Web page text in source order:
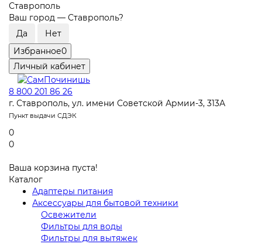
Ставрополь
Ваш город — Ставрополь?
Избранное0
Личный кабинет
8 800 201 86 26
г. Ставрополь, ул. имени Советской Армии-3, 313А
Пункт выдачи СДЭК
0
0
Ваша корзина пуста!
Каталог
Адаптеры питания
Аксессуары для бытовой техники
Освежители
Фильтры для воды
Фильтры для вытяжек